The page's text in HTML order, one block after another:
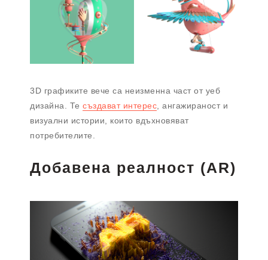
3D графиките вече са неизменна част от уеб
дизайна. Те създават интерес , ангажираност и
визуални истории, които вдъхновяват
потребителите.
Добавена реалност (AR)